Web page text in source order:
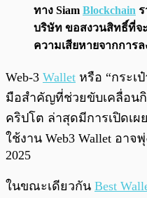
ทาง Siam Blockchain
บริษัท ขอสงวนสิทธิ์ที่จ
ความเสียหายจากการ
Web-3 Wallet หรือ “กระเ
มือสำคัญที่ช่วยขับเคลื่อน
คริปโต ล่าสุดมีการเปิดเ
ใช้งาน Web3 Wallet อาจ
2025
ในขณะเดียวกัน Best